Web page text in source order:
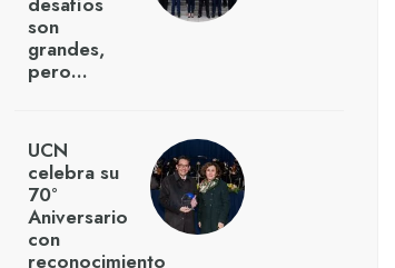
son
grandes,
pero…
UCN
celebra su
70°
Aniversario
con
reconocimiento